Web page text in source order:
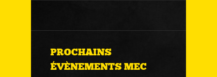
PROCHAINS
ÉVÈNEMENTS MEC